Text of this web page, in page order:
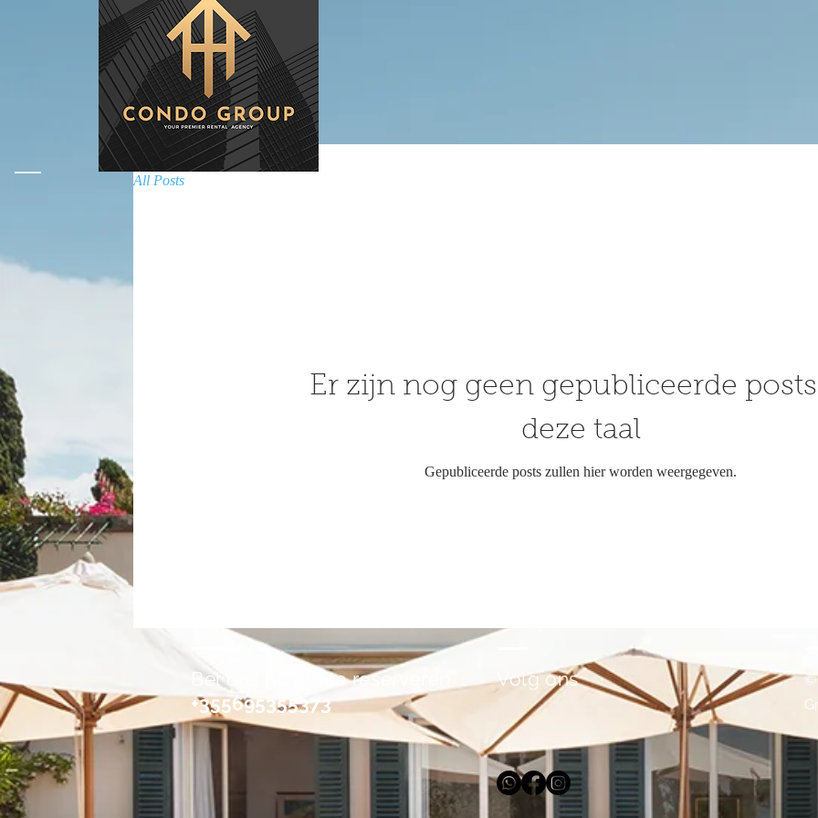
All Posts
Er zijn nog geen gepubliceerde
deze taal
Gepubliceerde posts zullen hier worden weergegeven.
Bel ons nu om te reserveren
+355695355373
Volg ons
©